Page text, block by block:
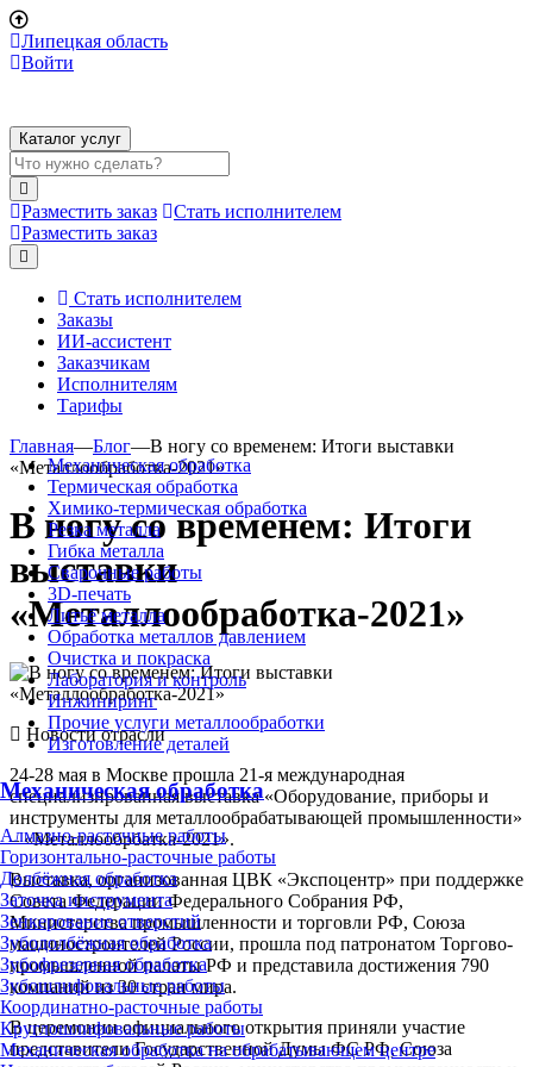
Липецкая область
Войти
Каталог услуг
Разместить заказ
Стать исполнителем
Разместить заказ
Стать исполнителем
Заказы
ИИ-ассистент
Заказчикам
Исполнителям
Тарифы
Механическая обработка
Термическая обработка
Химико-термическая обработка
Резка металла
Гибка металла
Сварочные работы
3D-печать
Литьё металла
Обработка металлов давлением
Очистка и покраска
Лаборатория и контроль
Инжиниринг
Прочие услуги металлообработки
Изготовление деталей
Механическая обработка
Алмазно-расточные работы
Горизонтально-расточные работы
Долбёжная обработка
Заточка инструмента
Зенкерование отверстий
Зубодолбёжная обработка
Зубофрезерная обработка
Зубошлифовальные работы
Координатно-расточные работы
Круглошлифовальные работы
Механическая обработка на обрабатывающем центре
Главная—Блог—В ногу со временем: Итоги выставки
«Металлообработка-2021»
В ногу со временем: Итоги
выставки
«Металлообработка-2021»
Новости отрасли
24-28 мая в Москве прошла 21-я международная
специализированная выставка «Оборудование, приборы и
инструменты для металлообрабатывающей промышленности»
– «Металлообрбатка-2021».
Выставка, организованная ЦВК «Экспоцентр» при поддержке
Совета Федерации Федерального Собрания РФ,
Министерства промышленности и торговли РФ, Союза
машиностроителей России, прошла под патронатом Торгово-
промышленной палаты РФ и представила достижения 790
компаний из 30 стран мира.
В церемонии официального открытия приняли участие
представители Государственной Думы ФС РФ, Союза